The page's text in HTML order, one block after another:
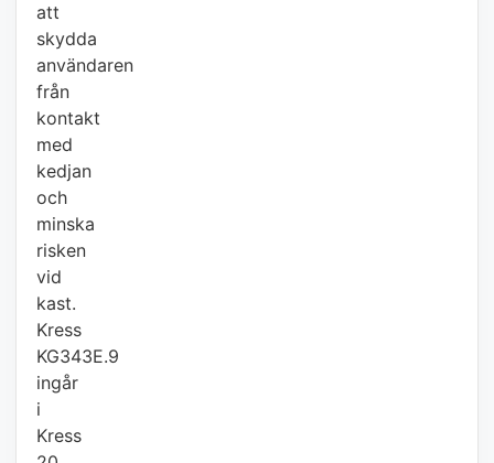
att
skydda
användaren
från
kontakt
med
kedjan
och
minska
risken
vid
kast.
Kress
KG343E.9
ingår
i
Kress